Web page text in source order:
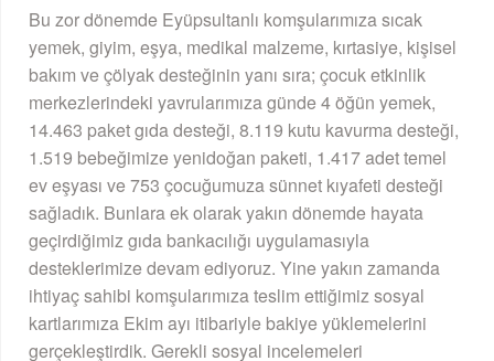
Bu zor dönemde Eyüpsultanlı komşularımıza sıcak
yemek, giyim, eşya, medikal malzeme, kırtasiye, kişisel
bakım ve çölyak desteğinin yanı sıra; çocuk etkinlik
merkezlerindeki yavrularımıza günde 4 öğün yemek,
14.463 paket gıda desteği, 8.119 kutu kavurma desteği,
1.519 bebeğimize yenidoğan paketi, 1.417 adet temel
ev eşyası ve 753 çocuğumuza sünnet kıyafeti desteği
sağladık. Bunlara ek olarak yakın dönemde hayata
geçirdiğimiz gıda bankacılığı uygulamasıyla
desteklerimize devam ediyoruz. Yine yakın zamanda
ihtiyaç sahibi komşularımıza teslim ettiğimiz sosyal
kartlarımıza Ekim ayı itibariyle bakiye yüklemelerini
gerçekleştirdik. Gerekli sosyal incelemeleri